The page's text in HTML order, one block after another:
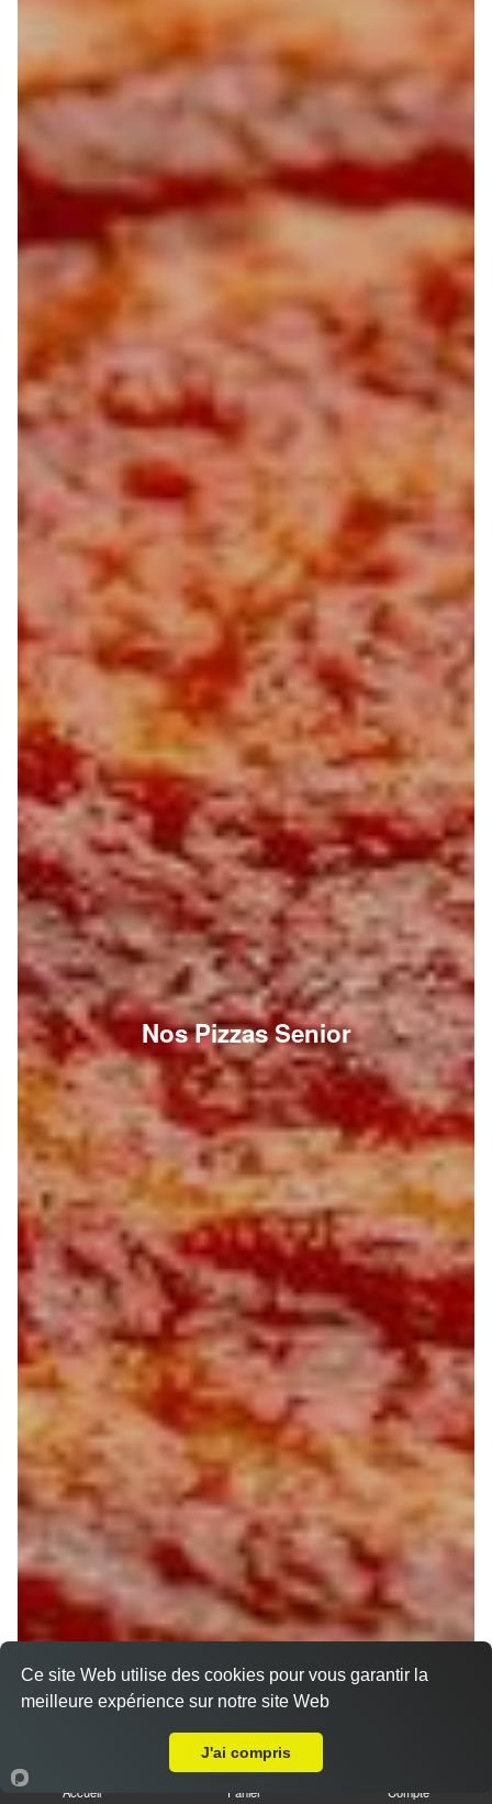
Nos Pizzas Senior
Accueil Panier Compte
Ce site Web utilise des cookies pour vous garantir la
meilleure expérience sur notre site Web
J'ai compris